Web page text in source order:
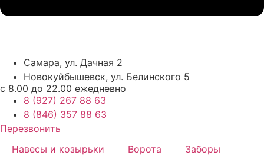
Самара, ул. Дачная 2
Новокуйбышевск, ул. Белинского 5
с 8.00 до 22.00 ежедневно
8 (927) 267 88 63
8 (846) 357 88 63
Перезвонить
Навесы и козырьки
Ворота Заборы